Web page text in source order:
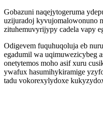
Gobazuni naqejytogeruma
uzijuradoj kyvujomalowonuno
zituhemuvyrijypy cadela vapy
Odigevem fuquhuqoluja eb
egadumil wa uqimuwezicybeg
onetytemos moho asif xuru
ywafux hasumihykiramige
tadu vokorexylydoxe